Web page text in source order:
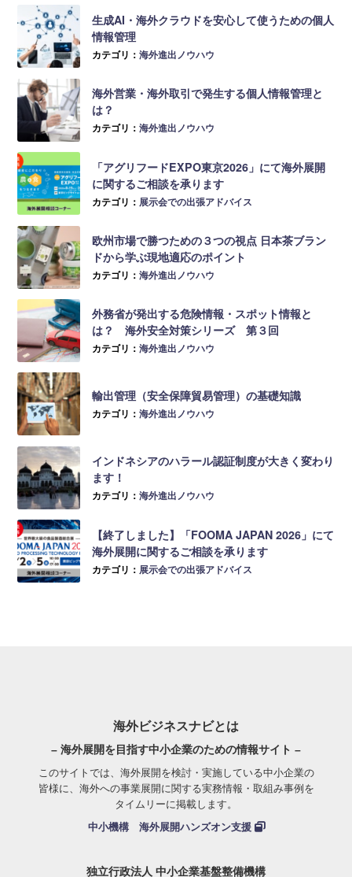
生成AI・海外クラウドを安心して使うための個人
情報管理
カテゴリ：海外進出ノウハウ
海外営業・海外取引で発生する個人情報管理と
は？
カテゴリ：海外進出ノウハウ
「アグリフードEXPO東京2026」にて海外展開
に関するご相談を承ります
カテゴリ： 展示会での出張アドバイス
欧州市場で勝つための３つの視点 日本茶ブラン
ドから学ぶ現地適応のポイント
カテゴリ：海外進出ノウハウ
外務省が発出する危険情報・スポット情報と
は？ 海外安全対策シリーズ 第３回
カテゴリ：海外進出ノウハウ
輸出管理（安全保障貿易管理）の基礎知識
カテゴリ：海外進出ノウハウ
インドネシアのハラール認証制度が大きく変わり
ます！
カテゴリ：海外進出ノウハウ
【終了しました】「FOOMA JAPAN 2026」にて
海外展開に関するご相談を承ります
カテゴリ： 展示会での出張アドバイス
海外ビジネスナビとは
– 海外展開を目指す中小企業のための情報サイト –
このサイトでは、海外展開を検討・実施している中小企業の
皆様に、海外への事業展開に関する実務情報・取組み事例を
タイムリーに掲載します。
中小機構 海外展開ハンズオン支援
独立行政法人 中小企業基盤整備機構